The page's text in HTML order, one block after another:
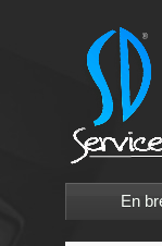
En